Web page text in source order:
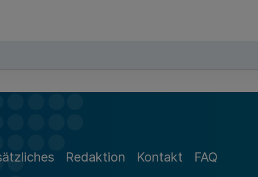
Die
Redaktion Kontakt FAQ